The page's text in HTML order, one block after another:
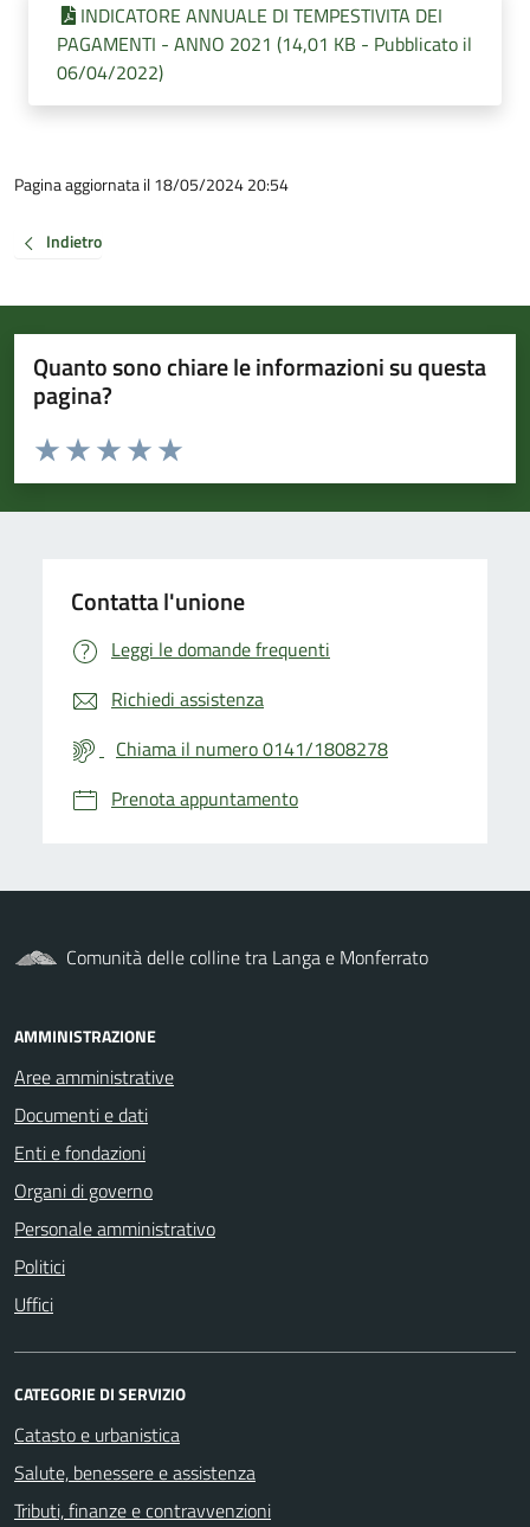
INDICATORE ANNUALE DI TEMPESTIVITA DEI
PAGAMENTI - ANNO 2021 (14,01 KB - Pubblicato il
06/04/2022)
Pagina aggiornata il 18/05/2024 20:54
Indietro
Quanto sono chiare le informazioni su questa
pagina?
Valuta da 1 a 5 stelle la pagina
Valuta 5 stelle su 5
Valuta 4 stelle su 5
Valuta 3 stelle su 5
Valuta 2 stelle su 5
Valuta 1 stelle su 5
Contatta l'unione
Leggi le domande frequenti
Richiedi assistenza
Chiama il numero 0141/1808278
Prenota appuntamento
Comunità delle colline tra Langa e Monferrato
AMMINISTRAZIONE
Aree amministrative
Documenti e dati
Enti e fondazioni
Organi di governo
Personale amministrativo
Politici
Uffici
CATEGORIE DI SERVIZIO
Catasto e urbanistica
Salute, benessere e assistenza
Tributi, finanze e contravvenzioni